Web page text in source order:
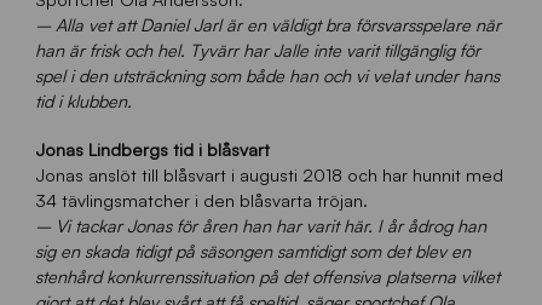
– Alla vet att Daniel Jarl är en väldigt bra försvarsspelare när
han är frisk och hel. Tyvärr har Jalle inte varit tillgänglig för
spel i den utsträckning som både han och vi velat under hans
tid i klubben.
Jonas Lindbergs tid i blåsvart
Jonas anslöt till blåsvart i augusti 2018 och har hunnit med
34 tävlingsmatcher i den blåsvarta tröjan.
– Vi tackar Jonas för åren han har varit här. I år ådrog han
sig en skada tidigt på säsongen samtidigt som det blev en
stenhård konkurrenssituation på det offensiva platserna vilket